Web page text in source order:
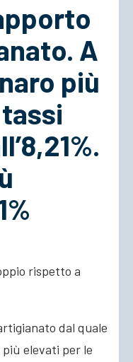
A
più
rispetto a
dal quale
più elevati per le